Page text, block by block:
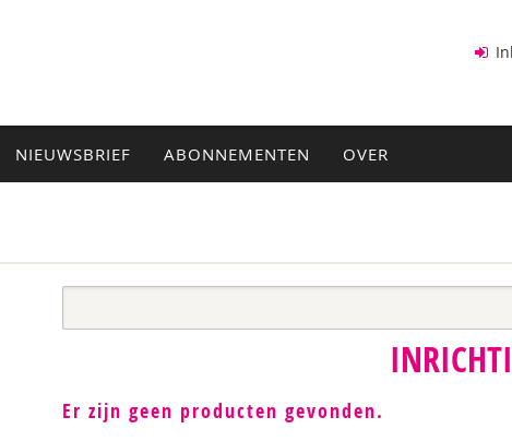
NIEUWSBRIEF ABONNEMENTEN OVER
Er zijn geen producten gevonden.